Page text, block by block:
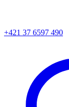
+421 37 6597 490